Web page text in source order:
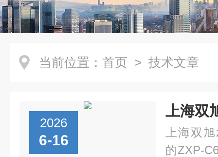
当前位置： 首页 > 技术文章
2026
6-16
上海双
的ZXP-